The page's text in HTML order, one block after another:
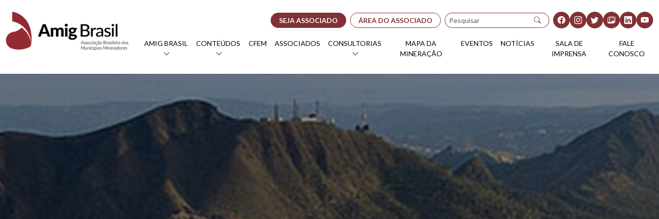
SEJA ASSOCIADO ÁREA DO ASSOCIADO Pesquisar
AMIG BRASIL CONTEÚDOS CFEM ASSOCIADOS CONSULTORIAS
MAPA DA
MINERAÇÃO
EVENTOS NOTÍCIAS
SALA DE
IMPRENSA
FALE
CONOSCO